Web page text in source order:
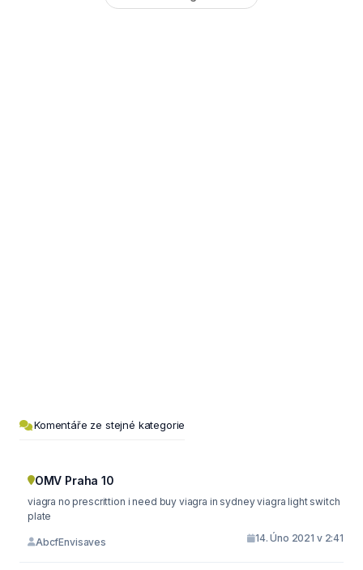
Komentáře ze stejné kategorie
OMV Praha 10
viagra no prescrittion i need buy viagra in sydney viagra light switch
plate
AbcfEnvisaves 14. Úno 2021 v 2:41